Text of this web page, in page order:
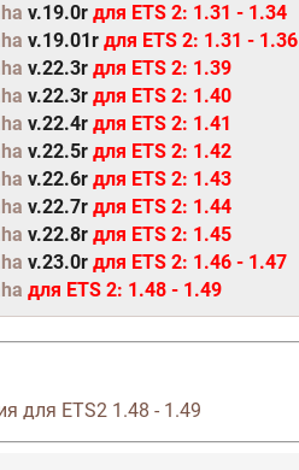
v.19.0r для ETS 2: 1.31 - 1.34
v.19.01r для ETS 2: 1.31 - 1.36
v.22.3r для ETS 2: 1.39
v.22.3r для ETS 2: 1.40
v.22.4r для ETS 2: 1.41
v.22.5r для ETS 2: 1.42
v.22.6r для ETS 2: 1.43
v.22.7r для ETS 2: 1.44
v.22.8r для ETS 2: 1.45
v.23.0r для ETS 2: 1.46 - 1.47
для ETS 2: 1.48 - 1.49
для ETS2 1.48 - 1.49